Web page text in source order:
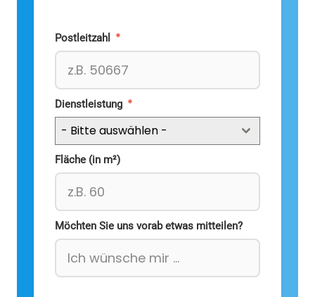
Postleitzahl *
Dienstleistung *
- Bitte auswählen -
Fläche (in m²)
Möchten Sie uns vorab etwas mitteilen?